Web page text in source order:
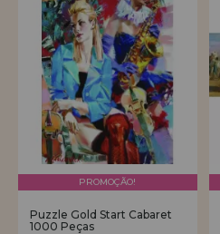
PROMOÇÃO!
Puzzle Gold Start Cabaret
1000 Peças